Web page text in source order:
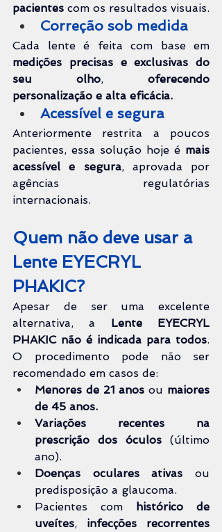
pacientes com os resultados visuais.
Correção sob medida
medições precisas e exclusivas do
seu olho, oferecendo
personalização e alta eficácia.
Acessível e segura
Anteriormente restrita a poucos
pacientes, essa solução hoje é mais
acessível e segura, aprovada por
agências regulatórias
internacionais.
Quem não deve usar a
Lente EYECRYL
PHAKIC?
Apesar de ser uma excelente
alternativa, a Lente EYECRYL
PHAKIC não é indicada para todos.
O procedimento pode não ser
recomendado em casos de:
Menores de 21 anos ou maiores
de 45 anos.
Variações recentes na
prescrição dos óculos (último
ano).
Doenças oculares ativas ou
predisposição a glaucoma.
Pacientes com histórico de
uveítes, infecções recorrentes